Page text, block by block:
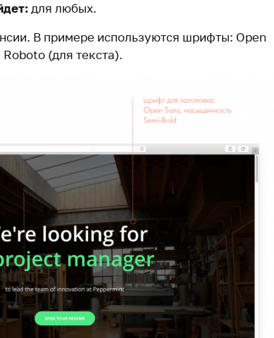
для любых.
В примере используются шрифты: Open
(для текста).